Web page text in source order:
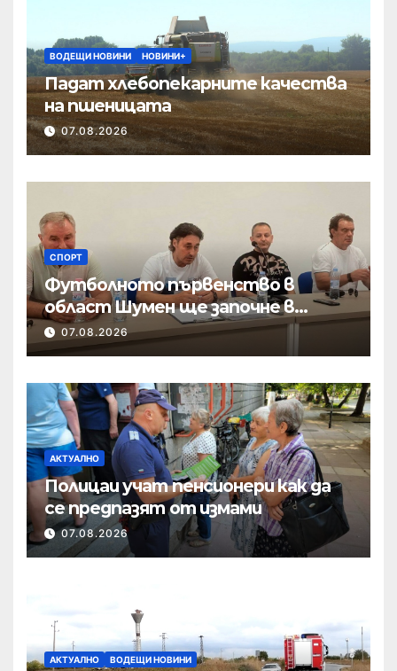
ВОДЕЩИ НОВИНИ НОВИНИ+
Падат хлебопекарните качества
на пшеницата
07.08.2026
СПОРТ
Футболното първенство в
област Шумен ще започне в
началото на септември
07.08.2026
АКТУАЛНО
Полицаи учат пенсионери как да
се предпазят от измами
07.08.2026
АКТУАЛНО ВОДЕЩИ НОВИНИ